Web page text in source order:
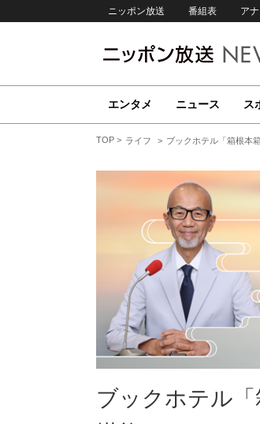
ニッポン放送 番組表 ア
エンタメ ニュース ス
TOP ライフ ブックホテル「箱根本
ブックホテル